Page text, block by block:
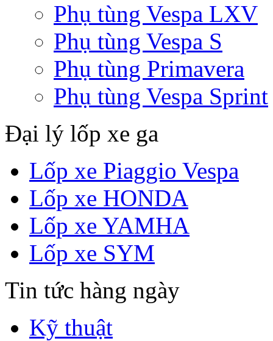
Phụ tùng Vespa LXV
Phụ tùng Vespa S
Phụ tùng Primavera
Phụ tùng Vespa Sprint
Đại lý lốp xe ga
Lốp xe Piaggio Vespa
Lốp xe HONDA
Lốp xe YAMHA
Lốp xe SYM
Tin tức hàng ngày
Kỹ thuật